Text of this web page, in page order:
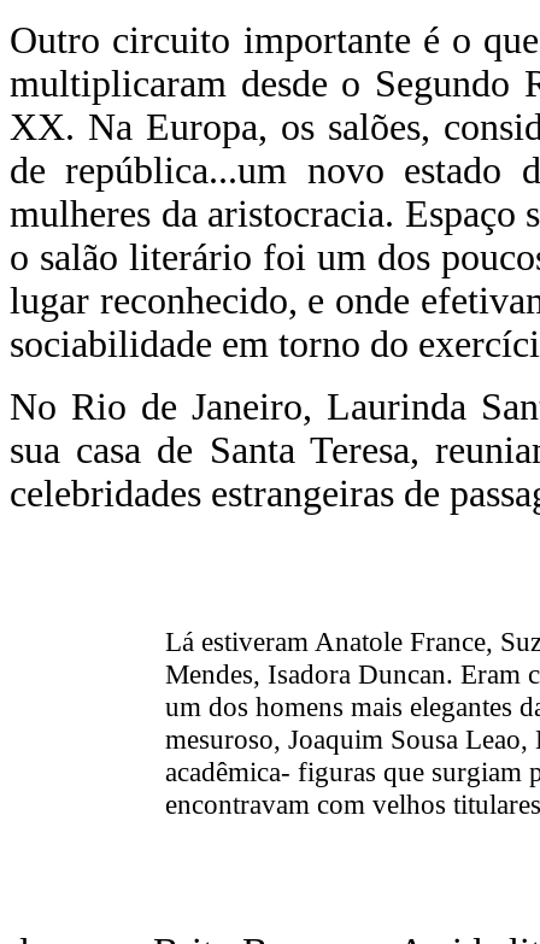
Outro circuito importante é o
multiplicaram desde o Segundo
XX. Na Europa, os salões,
de república...um novo estado
mulheres da aristocracia. Espaço
o salão literário foi um dos
lugar reconhecido, e onde
sociabilidade em torno do
No Rio de Janeiro, Laurinda
sua casa de Santa Teresa,
celebridades estrangeiras de
Lá estiveram Anatole France,
Mendes, Isadora Duncan. Eram
um dos homens mais elegantes
mesuroso, Joaquim Sousa
acadêmica- figuras que surgiam
encontravam com velhos